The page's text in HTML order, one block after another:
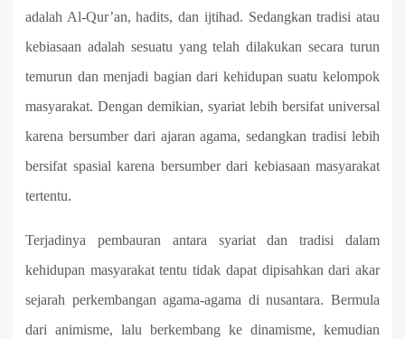
adalah Al-Qur’an, hadits, dan ijtihad. Sedangkan tradisi atau
kebiasaan adalah sesuatu yang telah dilakukan secara turun
temurun dan menjadi bagian dari kehidupan suatu kelompok
masyarakat. Dengan demikian, syariat lebih bersifat universal
karena bersumber dari ajaran agama, sedangkan tradisi lebih
bersifat spasial karena bersumber dari kebiasaan masyarakat
tertentu.
Terjadinya pembauran antara syariat dan tradisi dalam
kehidupan masyarakat tentu tidak dapat dipisahkan dari akar
sejarah perkembangan agama-agama di nusantara. Bermula
dari animisme, lalu berkembang ke dinamisme, kemudian